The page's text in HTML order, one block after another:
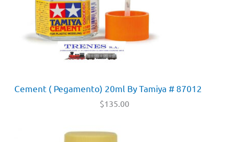
Cement ( Pegamento) 20ml By Tamiya # 87012
$135.00